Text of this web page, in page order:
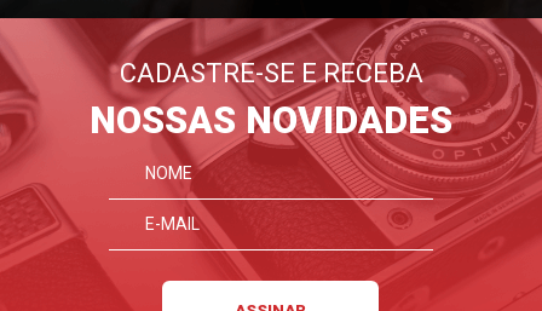
CADASTRE-SE E RECEBA
NOSSAS NOVIDADES